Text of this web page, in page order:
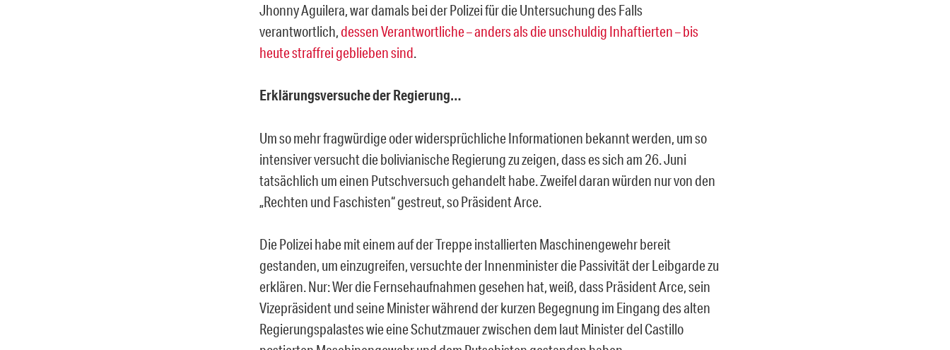
Jhonny Aguilera, war damals bei der Polizei für die Untersuchung des Falls
verantwortlich,dessen Verantwortliche – anders als die unschuldig Inhaftierten – bis
heute straffrei geblieben sind.
Erklärungsversuche der Regierung…
Um so mehr fragwürdige oder widersprüchliche Informationen bekannt werden, um so
intensiver versucht die bolivianische Regierung zu zeigen, dass es sich am 26. Juni
tatsächlich um einen Putschversuch gehandelt habe. Zweifel daran würden nur von den
„Rechten und Faschisten“ gestreut, so Präsident Arce.
Die Polizei habe mit einem auf der Treppe installierten Maschinengewehr bereit
gestanden, um einzugreifen, versuchte der Innenminister die Passivität der Leibgarde zu
erklären. Nur: Wer die Fernsehaufnahmen gesehen hat, weiß, dass Präsident Arce, sein
Vizepräsident und seine Minister während der kurzen Begegnung im Eingang des alten
Regierungspalastes wie eine Schutzmauer zwischen dem laut Minister del Castillo